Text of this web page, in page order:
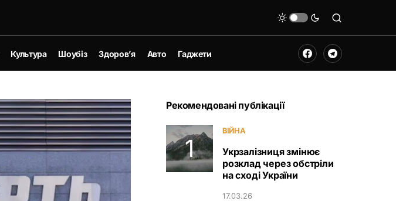
Культура Шоубіз Здоров’я Авто Гаджети
Рекомендовані публікації
ВІЙНА
Укрзалізниця змінює
розклад через обстріли
на сході України
17.03.26